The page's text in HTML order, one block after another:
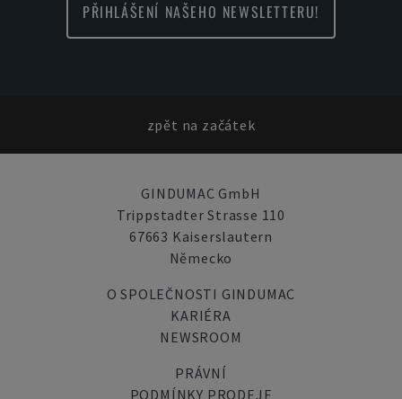
PŘIHLÁŠENÍ NAŠEHO NEWSLETTERU!
zpět na začátek
GINDUMAC GmbH
Trippstadter Strasse 110
67663 Kaiserslautern
Německo
O SPOLEČNOSTI GINDUMAC
KARIÉRA
NEWSROOM
PRÁVNÍ
PODMÍNKY PRODEJE